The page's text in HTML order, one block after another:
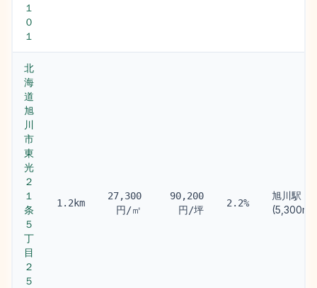
１
０
１
北
海
道
旭
川
市
東
光
２
１
条
５
丁
目
２
５
1.2km
27,300
円/㎡
90,200
円/坪
2.2%
旭川駅
(5,300m)